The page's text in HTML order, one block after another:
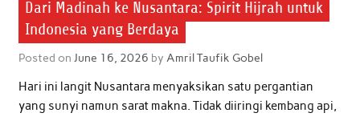
Dari Madinah ke Nusantara: Spirit Hijrah untuk
Indonesia yang Berdaya
Posted on June 16, 2026 by Amril Taufik Gobel
Hari ini langit Nusantara menyaksikan satu pergantian
yang sunyi namun sarat makna. Tidak diiringi kembang api,